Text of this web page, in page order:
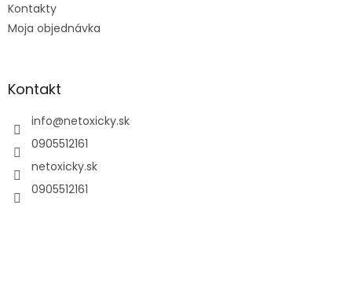
Kontakty
Moja objednávka
Kontakt
info@netoxicky.sk
0905512161
netoxicky.sk
0905512161